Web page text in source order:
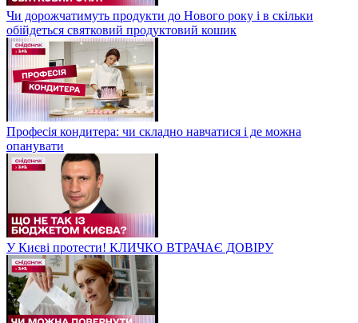
Чи дорожчатимуть продукти до Нового року і в скільки
обійдеться святковий продуктовий кошик
Професія кондитера: чи складно навчатися і де можна
опанувати
У Києві протести! КЛИЧКО ВТРАЧАЄ ДОВІРУ